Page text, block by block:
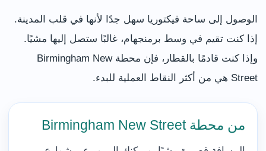
الوصول إلى ساحة فيكتوريا سهل جدًا لأنها في قلب المدينة.
إذا كنت تقيم في وسط برمنجهام، غالبًا ستصل إليها مشيًا.
وإذا كنت قادمًا بالقطار، فإن محطة Birmingham New
Street هي من أكثر النقاط العملية للبدء.
من محطة Birmingham New Street